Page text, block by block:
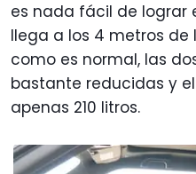
es nada fácil de lograr
llega a los 4 metros de
como es normal, las
bastante reducidas y
apenas 210 litros.